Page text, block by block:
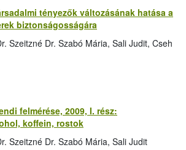
tényezők változásának hatása a
biztonságosságára
Szeitzné Dr. Szabó Mária, Sali Judit, Cseh
felmérése, 2009, I. rész:
koffein, rostok
Szeitzné Dr. Szabó Mária, Sali Judit